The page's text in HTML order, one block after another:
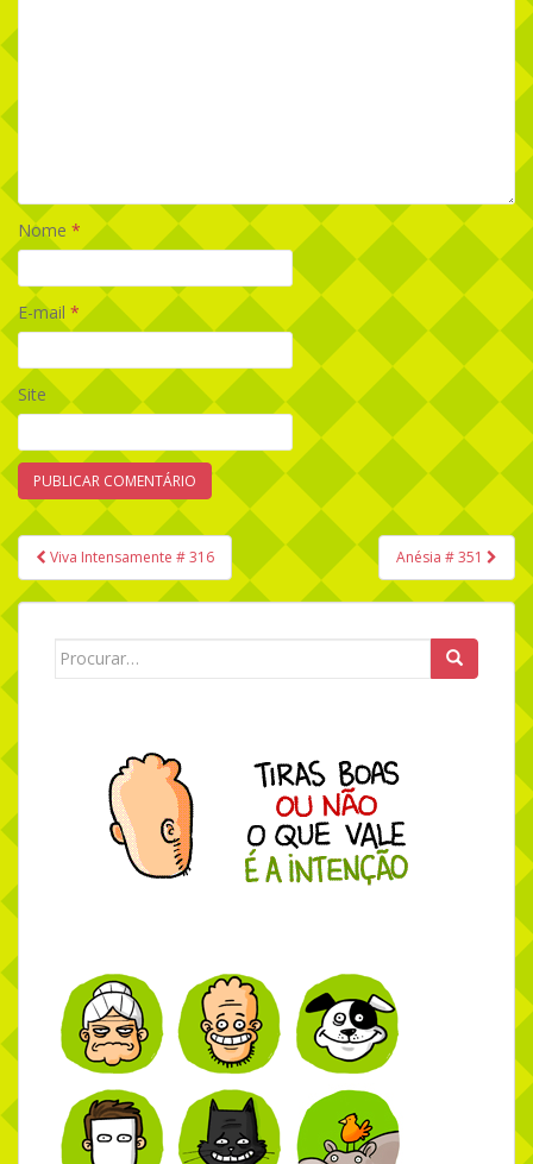
Nome *
E-mail *
Site
Navegação de Post
Viva Intensamente # 316 Anésia # 351
Search for: